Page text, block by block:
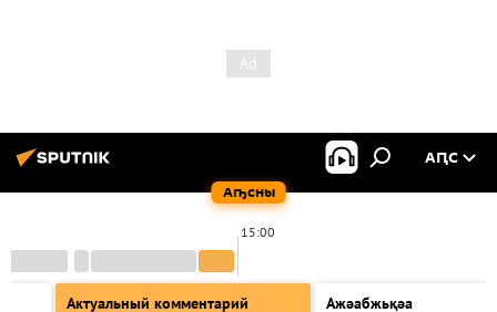
Аҧсны
АԤС
15:00
Актуальный комментарий
Ажәабжьқәа